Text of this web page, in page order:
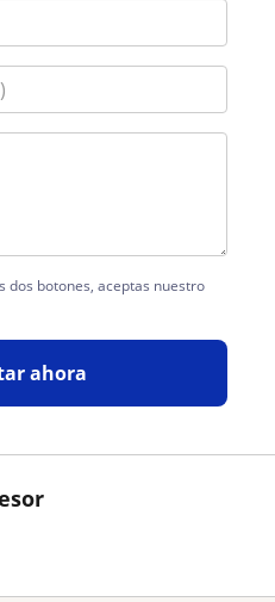
dos botones, aceptas nuestro
ahora